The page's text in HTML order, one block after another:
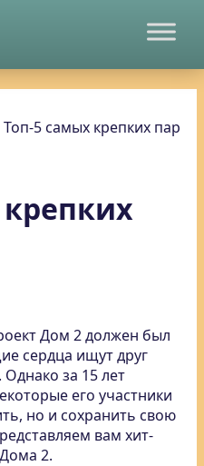
Топ-5 самых крепких пар
Дом 2 должен был
сердца ищут друг
за 15 лет
его участники
но и сохранить свою
вам хит-
2.